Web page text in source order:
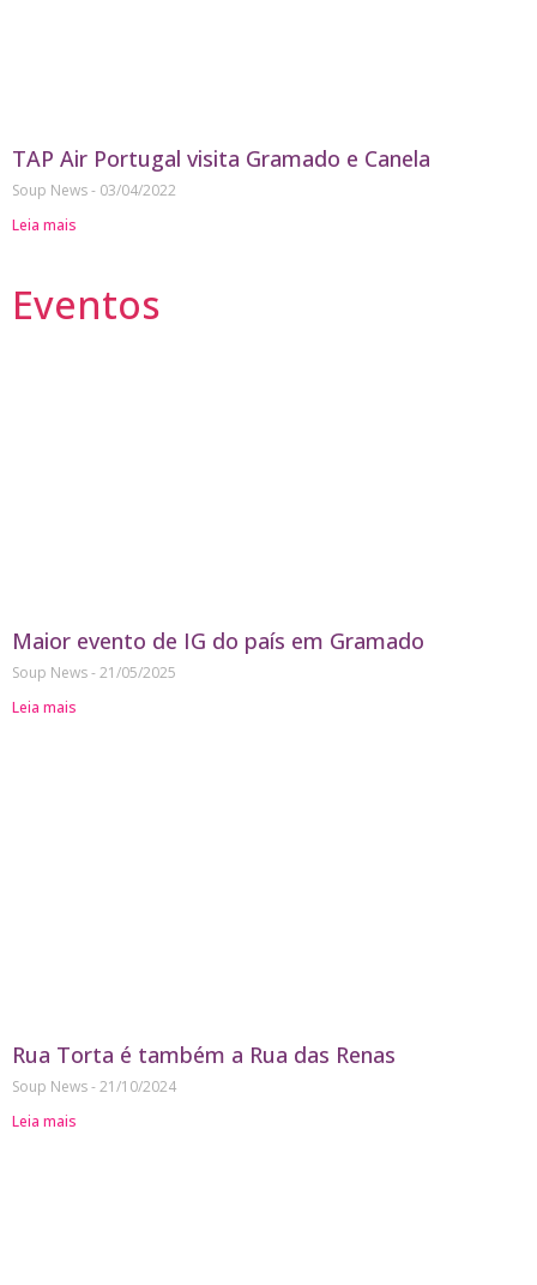
TAP Air Portugal visita Gramado e Canela
Soup News
03/04/2022
Leia mais
Eventos
Maior evento de IG do país em Gramado
Soup News 21/05/2025
Leia mais
Rua Torta é também a Rua das Renas
Soup News 21/10/2024
Leia mais